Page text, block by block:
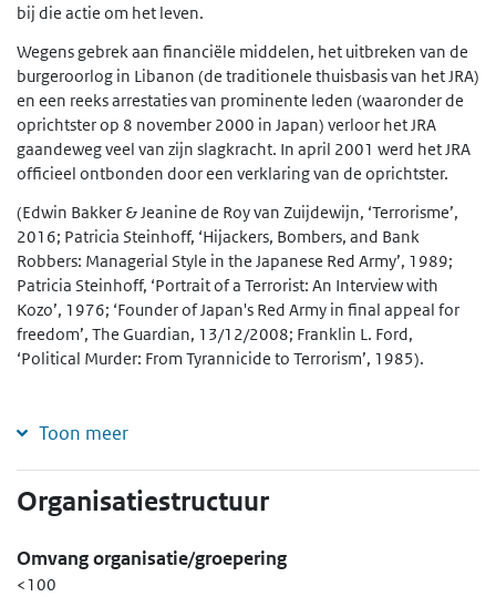
bij die actie om het leven.
Wegens gebrek aan financiële middelen, het uitbreken van de
burgeroorlog in Libanon (de traditionele thuisbasis van het JRA)
en een reeks arrestaties van prominente leden (waaronder de
oprichtster op 8 november 2000 in Japan) verloor het JRA
gaandeweg veel van zijn slagkracht. In april 2001 werd het JRA
officieel ontbonden door een verklaring van de oprichtster.
(Edwin Bakker & Jeanine de Roy van Zuijdewijn, ‘Terrorisme’,
2016; Patricia Steinhoff, ‘Hijackers, Bombers, and Bank
Robbers: Managerial Style in the Japanese Red Army’, 1989;
Patricia Steinhoff, ‘Portrait of a Terrorist: An Interview with
Kozo’, 1976; ‘Founder of Japan's Red Army in final appeal for
freedom’, The Guardian, 13/12/2008; Franklin L. Ford,
‘Political Murder: From Tyrannicide to Terrorism’, 1985).
Toon meer
Organisatiestructuur
Omvang organisatie/groepering
<100